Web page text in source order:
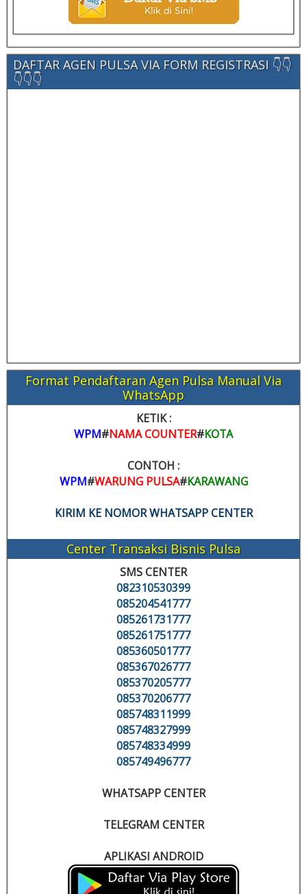
DAFTAR AGEN PULSA VIA FORM REGISTRASI 👇👇
👇👇👇
Format Pendaftaran Agen Pulsa Manual Via
WhatsApp
KETIK :
WPM#NAMA COUNTER#KOTA
CONTOH :
WPM#WARUNG PULSA#KARAWANG
KIRIM KE NOMOR WHATSAPP CENTER
Center Transaksi Bisnis Pulsa
SMS CENTER
082310530399
085204541777
085261731777
085261751777
085360501777
085367026777
085370205777
085370206777
085748311999
085748327999
085748334999
085749496777
WHATSAPP CENTER
TELEGRAM CENTER
APLIKASI ANDROID